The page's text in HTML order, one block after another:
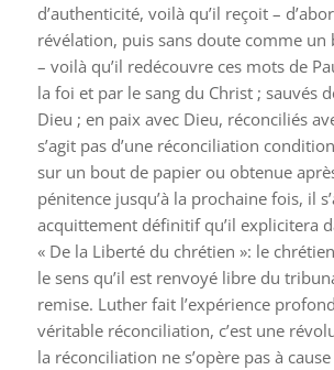
d’authenticité, voilà qu’il reçoit –
révélation, puis sans doute comme un
– voilà qu’il redécouvre ces mots de
la foi et par le sang du Christ ; sauvés
Dieu ; en paix avec Dieu, réconciliés
s’agit pas d’une réconciliation
sur un bout de papier ou obtenue
pénitence jusqu’à la prochaine fois, il
acquittement définitif qu’il explicitera
« De la Liberté du chrétien »: le
le sens qu’il est renvoyé libre du
remise. Luther fait l’expérience
véritable réconciliation, c’est une
la réconciliation ne s’opère pas à